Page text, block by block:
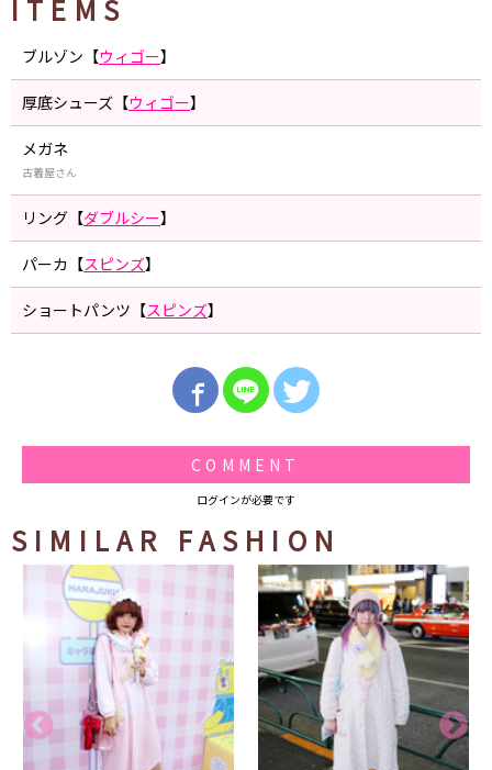
ITEMS
ブルゾン【ウィゴー】
厚底シューズ【ウィゴー】
メガネ
古着屋さん
リング【ダブルシー】
パーカ【スピンズ】
ショートパンツ【スピンズ】
COMMENT
ログインが必要です
SIMILAR FASHION